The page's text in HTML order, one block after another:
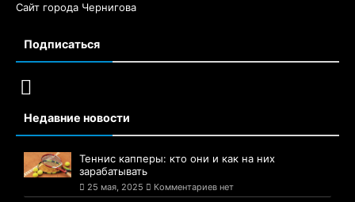
Сайт города Чернигова
Подписаться
Недавние новости
Теннис капперы: кто они и как на них
зарабатывать
25 мая, 2025 Комментариев нет